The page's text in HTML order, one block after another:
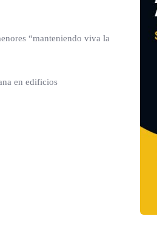
“manteniendo viva la
en edificios